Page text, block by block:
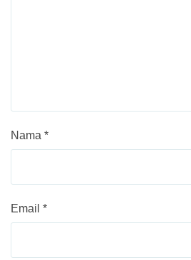
Nama *
Email *